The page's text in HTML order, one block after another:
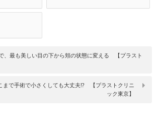
、最も美しい目の下から頬の状態に変える 【プラスト
まで手術で小さくしても大丈夫⁉ 【プラストクリニ
ック東京】